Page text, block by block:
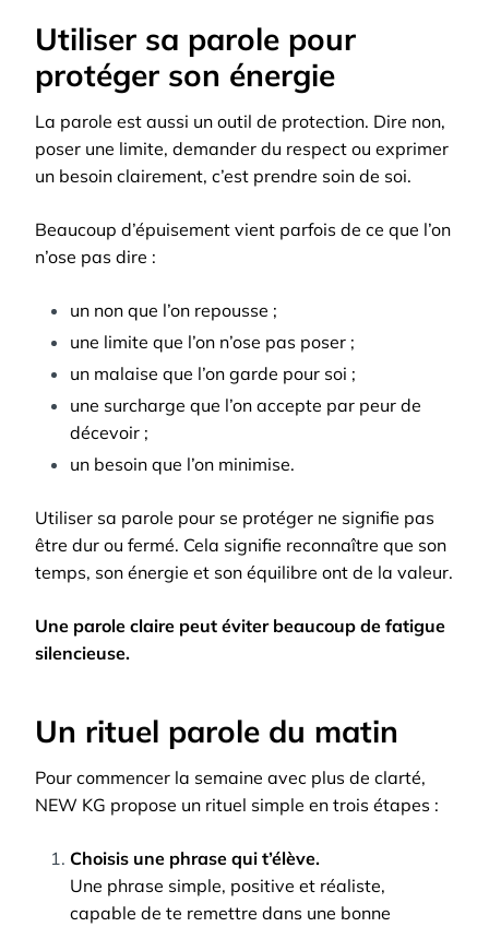
Utiliser sa parole pour
protéger son énergie
La parole est aussi un outil de protection. Dire non,
poser une limite, demander du respect ou exprimer
un besoin clairement, c’est prendre soin de soi.
Beaucoup d’épuisement vient parfois de ce que l’on
n’ose pas dire :
un non que l’on repousse ;
une limite que l’on n’ose pas poser ;
un malaise que l’on garde pour soi ;
une surcharge que l’on accepte par peur de
décevoir ;
un besoin que l’on minimise.
Utiliser sa parole pour se protéger ne signifie pas
être dur ou fermé. Cela signifie reconnaître que son
temps, son énergie et son équilibre ont de la valeur.
Une parole claire peut éviter beaucoup de fatigue
silencieuse.
Un rituel parole du matin
Pour commencer la semaine avec plus de clarté,
NEW KG propose un rituel simple en trois étapes :
Choisis une phrase qui t’élève.
Une phrase simple, positive et réaliste,
capable de te remettre dans une bonne